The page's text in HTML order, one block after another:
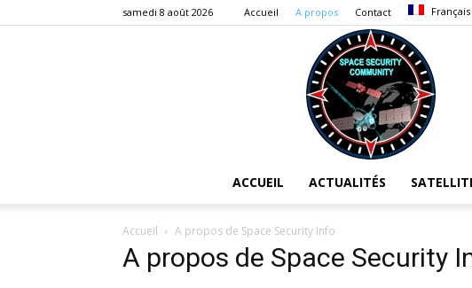
samedi 8 août 2026 Accueil A propos Contact Français
ACCUEIL ACTUALITÉS
Accueil A propos de Space Security Info
A propos de Space Security